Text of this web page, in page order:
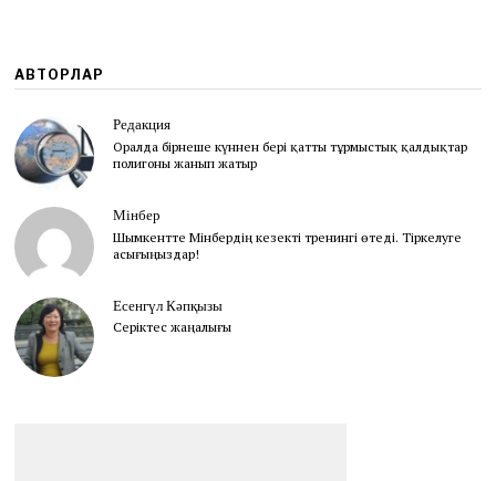
АВТОРЛАР
Редакция
Оралда бірнеше күннен бері қатты тұрмыстық қалдықтар
полигоны жанып жатыр
Мінбер
Шымкентте Мінбердің кезекті тренингі өтеді. Тіркелуге
асығыңыздар!
Есенгүл Кәпқызы
Серіктес жаңалығы